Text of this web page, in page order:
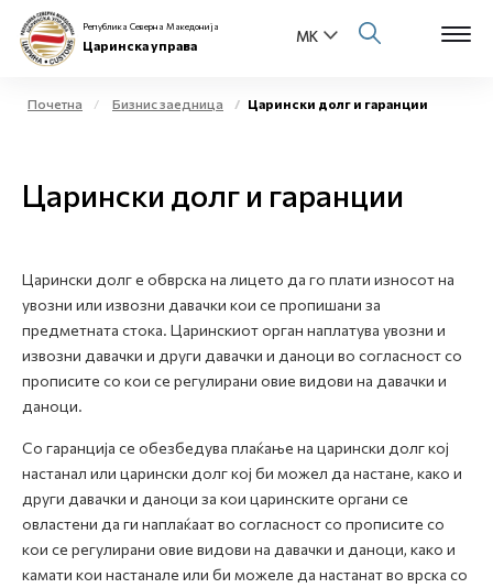
Физички лица
Бизнис заедница
Е-Царина
Open
Медиа центар
Република Северна Македонија
Царинска управа
Почетна Бизнис заедница Царински долг и гаранции
Царински долг и гаранции
Царински долг е обврска на лицето да го плати износот на
увозни или извозни давачки кои се пропишани за
предметната стока. Царинскиот орган наплатува увозни и
извозни давачки и други давачки и даноци во согласност со
прописите со кои се регулирани овие видови на давачки и
даноци.
Со гаранција се обезбедува плаќање на царински долг кој
настанал или царински долг кој би можел да настане, како и
други давачки и даноци за кои царинските органи се
овластени да ги наплаќаат во согласност со прописите со
кои се регулирани овие видови на давачки и даноци, како и
камати кои настанале или би можеле да настанат во врска со